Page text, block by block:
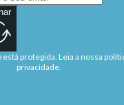
protegida. Leia a nossa
privacidade.